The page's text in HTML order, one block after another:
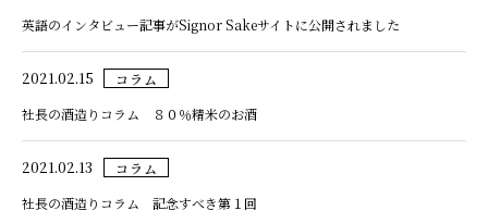
英語のインタビュー記事がSignor Sakeサイトに公開されました
2021.02.15
コラム
社長の酒造りコラム ８０％精米のお酒
2021.02.13
コラム
社長の酒造りコラム 記念すべき第１回